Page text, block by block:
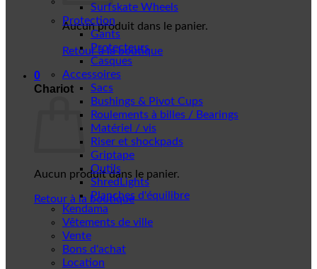
Aucun produit dans le panier.
Retour à la boutique
0
Chariot
Aucun produit dans le panier.
Retour à la boutique
Surfskate Wheels
Protection
Gants
Protecteurs
Casques
Accessoires
Sacs
Bushings & Pivot Cups
Roulements à billes / Bearings
Matériel / vis
Riser et shockpads
Griptape
Outils
ShredLights
Planches d'équilibre
Kendama
Vêtements de ville
Vente
Bons d'achat
Location